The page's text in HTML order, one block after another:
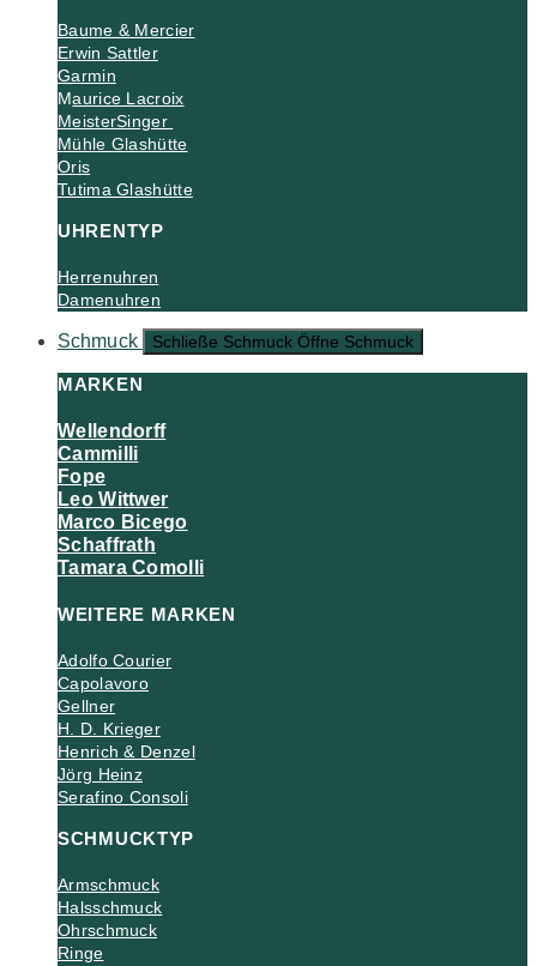
Baume & Mercier
Erwin Sattler
Garmin
Maurice Lacroix
MeisterSinger
Mühle Glashütte
Oris
Tutima Glashütte
UHRENTYP
Herrenuhren
Damenuhren
Schmuck Schließe Schmuck Öffne Schmuck
MARKEN
Wellendorff
Cammilli
Fope
Leo Wittwer
Marco Bicego
Schaffrath
Tamara Comolli
WEITERE MARKEN
Adolfo Courier
Capolavoro
Gellner
H. D. Krieger
Henrich & Denzel
Jörg Heinz
Serafino Consoli
SCHMUCKTYP
Armschmuck
Halsschmuck
Ohrschmuck
Ringe